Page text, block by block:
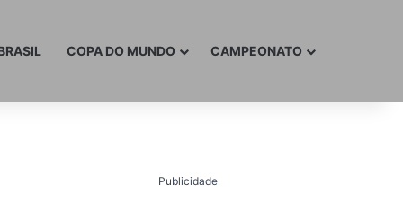
COPA DO MUNDO CAMPEONATO
Publicidade